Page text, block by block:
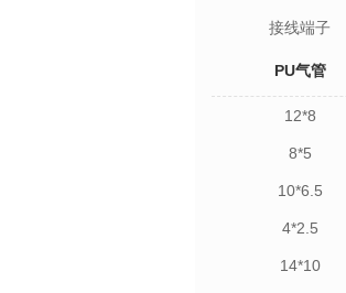
接线端子
PU气管
12*8
8*5
10*6.5
4*2.5
14*10